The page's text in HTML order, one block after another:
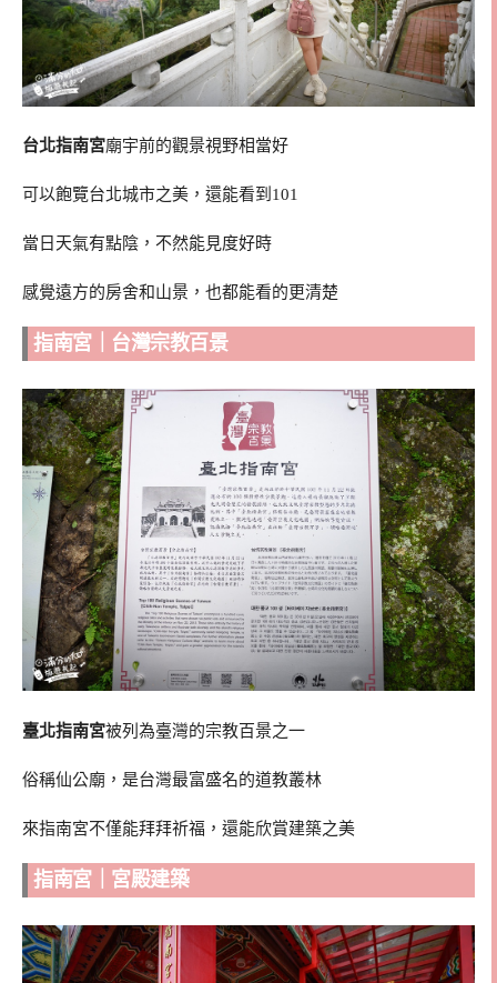
台北指南宮廟宇前的觀景視野相當好
可以飽覽台北城市之美，還能看到101
當日天氣有點陰，不然能見度好時
感覺遠方的房舍和山景，也都能看的更清楚
指南宮｜台灣宗教百景
臺北指南宮被列為臺灣的宗教百景之一
俗稱仙公廟，是台灣最富盛名的道教叢林
來指南宮不僅能拜拜祈福，還能欣賞建築之美
指南宮｜宮殿建築